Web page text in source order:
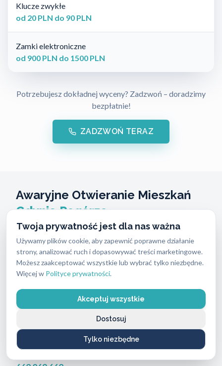
Twoja prywatność jest dla nas ważna
Używamy plików cookie, aby zapewnić poprawne działanie
strony, analizować ruch i dopasowywać treści marketingowe.
Możesz zaakceptować wszystkie lub wybrać tylko niezbędne.
Więcej w Polityce prywatności.
Akceptuj wszystkie
Tylko niezbędne
Dostosuj
Klucze zwykłe
od 20 PLN do 90 PLN
Zamki elektroniczne
od 900 PLN do 1500 PLN
Potrzebujesz dokładnej wyceny? Zadzwoń – doradzimy
bezpłatnie!
ZADZWOŃ TERAZ
Awaryjne Otwieranie Mieszkań
Gdynia Pogórze
Zatrzaśnięte drzwi lub zgubione klucze wymagają
natychmiastowej interwencji. Jako
licencjonowani technicy zABC Zabezpieczeń
docieramy na miejsce w około 30 minut.
Wykonujemy profesjonalneawaryjne otwieranie
mieszkań Gdynia Pogórzeprzez całą dobę.
Naszym celem jest przywrócenie dostępu do
lokalu bez uszkadzania ościeżnicy i skrzydła
drzwiowego. Zadzwoń pod całodobowy numer